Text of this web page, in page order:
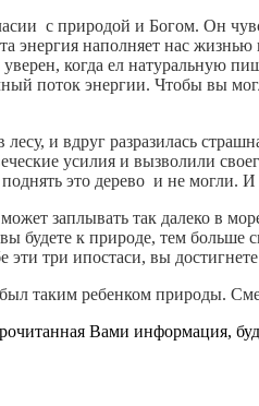
с природой и Богом. Он
энергия наполняет нас
когда ел натуральную
поток энергии. Чтобы вы
и вдруг разразилась
усилия и вызволили
это дерево и не могли.
заплывать так далеко в
будете к природе, тем больше
эти три ипостаси, вы
таким ребенком природы.
Вами информация,